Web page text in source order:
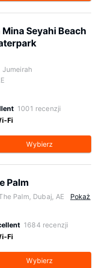
Seyahi Beach
Jumeirah
1001 recenzji
Fi
Wybierz
Palm
Palm, Dubaj, AE
Pokaż
1684 recenzji
Fi
Wybierz